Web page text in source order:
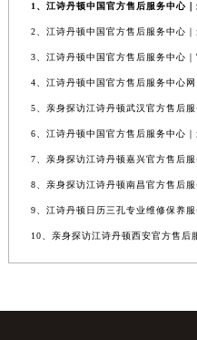
1、江诗丹顿中国官方售后服务中心
2、江诗丹顿中国官方售后服务中心
3、江诗丹顿中国官方售后服务中心
4、江诗丹顿中国官方售后服务中心
5、亲身探访江诗丹顿武汉官方售后
6、江诗丹顿中国官方售后服务中心
7、亲身探访江诗丹顿嘉兴官方售后
8、亲身探访江诗丹顿南昌官方售后
9、江诗丹顿日历三孔专业维修保养
10、亲身探访江诗丹顿西安官方售后